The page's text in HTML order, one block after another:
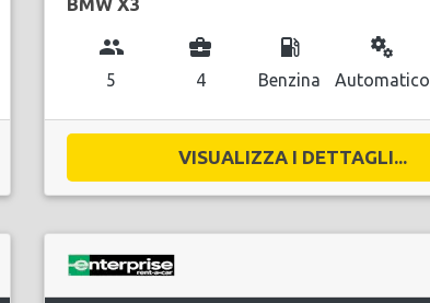
group
5
business_center
4
local_gas_station
Benzina
miscellaneous_services
Automatico
VISUALIZZA I DETTAGLI...